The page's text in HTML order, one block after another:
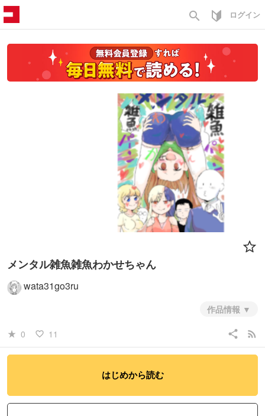
search ログイン
メンタル雑魚雑魚わかせちゃん
wata31go3ru
作品情報
star_rate 0 favorite_border 11 share rss_feed
はじめから読む